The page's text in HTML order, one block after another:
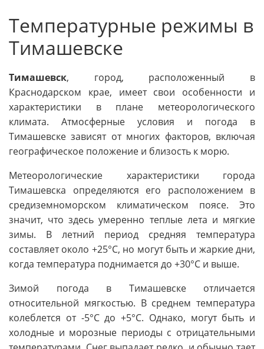
Температурные режимы в
Тимашевске
Тимашевск, город, расположенный в
Краснодарском крае, имеет свои особенности и
характеристики в плане метеорологического
климата. Атмосферные условия и погода в
Тимашевске зависят от многих факторов, включая
географическое положение и близость к морю.
Метеорологические характеристики города
Тимашевска определяются его расположением в
средиземноморском климатическом поясе. Это
значит, что здесь умеренно теплые лета и мягкие
зимы. В летний период средняя температура
составляет около +25°C, но могут быть и жаркие дни,
когда температура поднимается до +30°C и выше.
Зимой погода в Тимашевске отличается
относительной мягкостью. В среднем температура
колеблется от -5°C до +5°C. Однако, могут быть и
холодные и морозные периоды с отрицательными